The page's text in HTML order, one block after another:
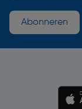
Abonneren